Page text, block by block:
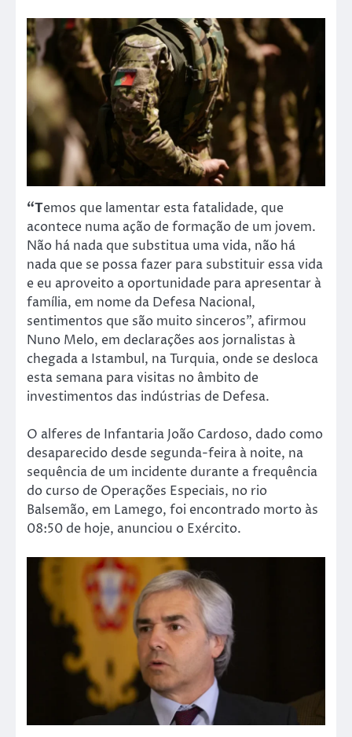
“Temos que lamentar esta fatalidade, que
acontece numa ação de formação de um jovem.
Não há nada que substitua uma vida, não há
nada que se possa fazer para substituir essa vida
e eu aproveito a oportunidade para apresentar à
família, em nome da Defesa Nacional,
sentimentos que são muito sinceros”, afirmou
Nuno Melo, em declarações aos jornalistas à
chegada a Istambul, na Turquia, onde se desloca
esta semana para visitas no âmbito de
investimentos das indústrias de Defesa.
O alferes de Infantaria João Cardoso, dado como
desaparecido desde segunda-feira à noite, na
sequência de um incidente durante a frequência
do curso de Operações Especiais, no rio
Balsemão, em Lamego, foi encontrado morto às
08:50 de hoje, anunciou o Exército.